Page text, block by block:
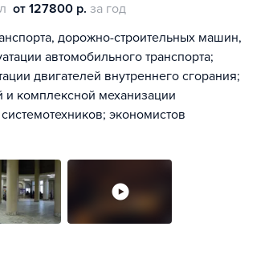
от 127800 р. за год
дорожно-строительных машин,
автомобильного транспорта;
двигателей внутреннего сгорания;
и комплексной механизации
экономистов